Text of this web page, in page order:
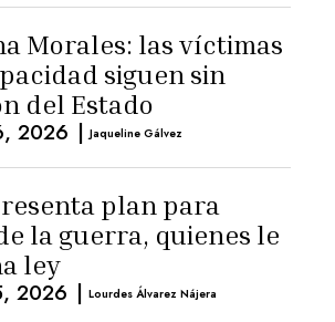
Morales: las víctimas
siguen sin
del Estado
2026 | Jaqueline Gálvez
plan para
la guerra, quienes le
ley
2026 | Lourdes Álvarez Nájera